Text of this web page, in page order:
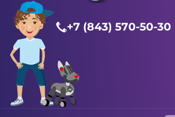
+7 (843) 570-50-30